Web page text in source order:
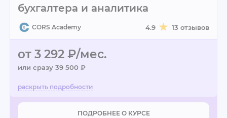
бухгалтера и аналитика
CORS Academy 4.9 13 отзывов
от 3 292 ₽/мес.
или сразу 39 500 ₽
ПОДРОБНЕЕ О КУРСЕ